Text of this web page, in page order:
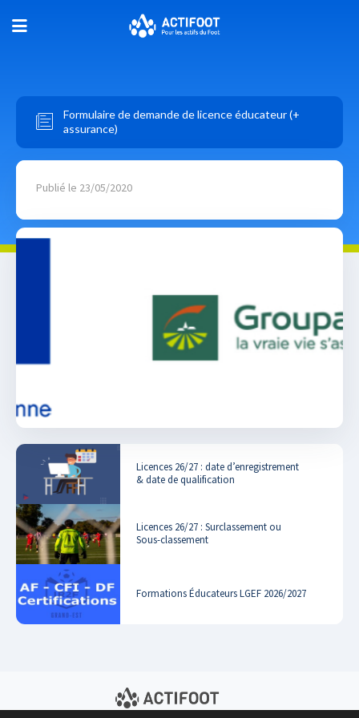
Formulaire de demande de licence éducateur (+
assurance)
Publié le 23/05/2020
Licences 26/27 : date d’enregistrement
& date de qualification
Licences 26/27 : Surclassement ou
Sous-classement
Formations Éducateurs LGEF 2026/2027